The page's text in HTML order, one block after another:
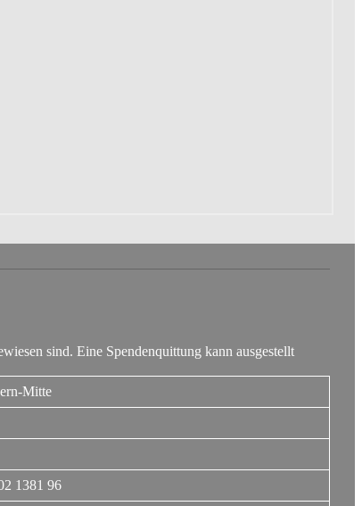
sind. Eine Spendenquittung kann ausgestellt
Mitte
1381 96